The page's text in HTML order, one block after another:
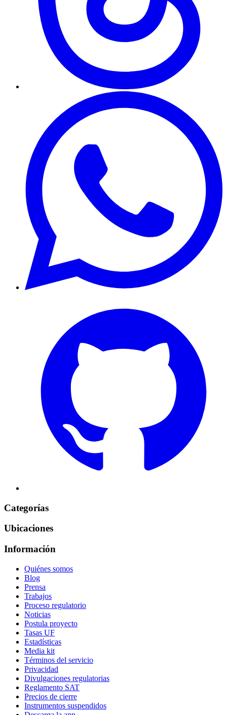
Categorías
Ubicaciones
Información
Quiénes somos
Blog
Prensa
Trabajos
Proceso regulatorio
Noticias
Postula proyecto
Tasas UF
Estadísticas
Media kit
Términos del servicio
Privacidad
Divulgaciones regulatorias
Reglamento SAT
Precios de cierre
Instrumentos suspendidos